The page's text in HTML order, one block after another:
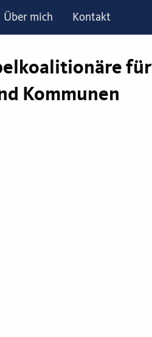
Über mich Kontakt
für
Kommunen